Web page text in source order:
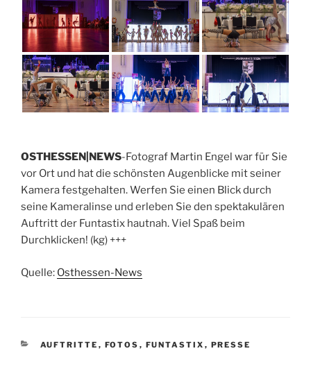
OSTHESSEN|NEWS-Fotograf Martin Engel war für Sie
vor Ort und hat die schönsten Augenblicke mit seiner
Kamera festgehalten. Werfen Sie einen Blick durch
seine Kameralinse und erleben Sie den spektakulären
Auftritt der Funtastix hautnah. Viel Spaß beim
Durchklicken! (kg) +++
Quelle: Osthessen-News
KATEGORIEN
AUFTRITTE , FOTOS , FUNTASTIX , PRESSE